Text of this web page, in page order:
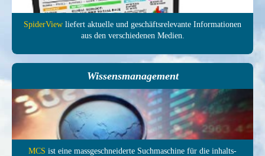
SpiderView liefert aktuelle und ge­schäfts­relevante In­forma­tionen
aus den ver­schie­denen Medien.
Wissensmanagement
MCS ist eine mass­ge­schneiderte Such­maschine für die inhalts­